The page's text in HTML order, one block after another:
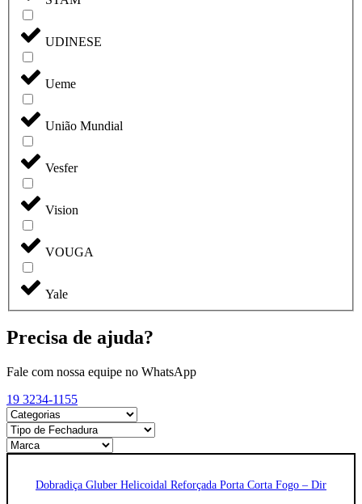
UDINESE
Ueme
União Mundial
Vesfer
Vision
VOUGA
Yale
Precisa de ajuda?
Fale com nossa equipe no WhatsApp
19 3234-1155
Dobradiça Gluber Helicoidal Reforçada Porta Corta Fogo – Dir